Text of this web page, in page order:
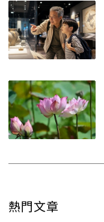
熱門文章